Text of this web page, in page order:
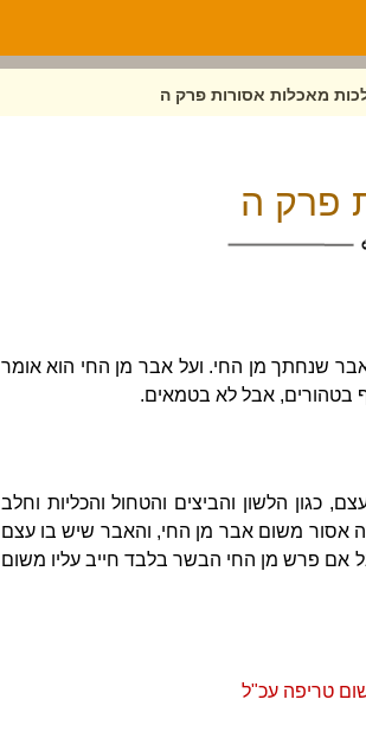
מאכלות אסורות פרק ה
פרק ה
שנחתך מן החי. ועל אבר מן החי הוא אומר
בטהורים, אבל לא בטמאים.
כגון הלשון והביצים והטחול והכליות וחלב
אסור משום אבר מן החי, והאבר שיש בו עצם
אם פרש מן החי הבשר בלבד חייב עליו משום
טריפה עכ"ל